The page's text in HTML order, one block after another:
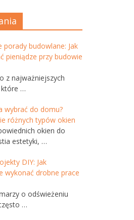
porady budowlane: Jak
pieniądze przy budowie
z najważniejszych
które …
wybrać do domu?
różnych typów okien
okien do
estetyki, …
DIY: Jak
wykonać drobne prace
o odświeżeniu
…